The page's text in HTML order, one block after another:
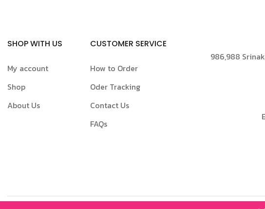
SHOP WITH US
My account
Shop
About Us
CUSTOMER SERVICE
How to Order
Oder Tracking
Contact Us
FAQs
986,988